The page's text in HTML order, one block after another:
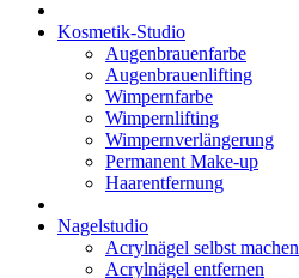
Kosmetik-Studio
Augenbrauenfarbe
Augenbrauenlifting
Wimpernfarbe
Wimpernlifting
Wimpernverlängerung
Permanent Make-up
Haarentfernung
Nagelstudio
Acrylnägel selbst machen
Acrylnägel entfernen